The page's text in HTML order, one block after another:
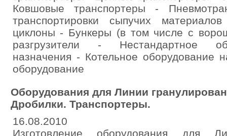
Ковшовые транспортеры -
транспортировки сыпучих
циклоны - Бункеры (в том числе с
разгрузители - Нестандартное
назначения - Котельное оборудование
оборудование
Оборудования для Линии
Дробилки. Транспортеры.
16.08.2010
Изготовление оборудования для